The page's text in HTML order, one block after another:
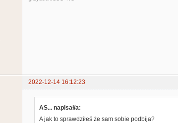
2022-12-14 16:12:23
AS... napisał/a:
A jak to sprawdziłeś że sam sobie podbija?